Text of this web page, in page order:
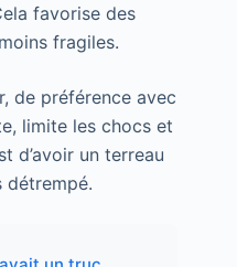
favorise des
fragiles.
de préférence avec
limite les chocs et
d’avoir un terreau
détrempé.